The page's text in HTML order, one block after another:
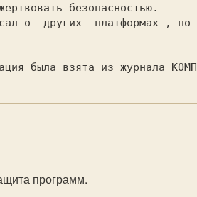
безопасностью.
о  других  платформах , но
программ.